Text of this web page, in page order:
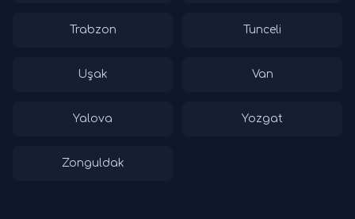
Trabzon Tunceli
Uşak Van
Yalova Yozgat
Zonguldak